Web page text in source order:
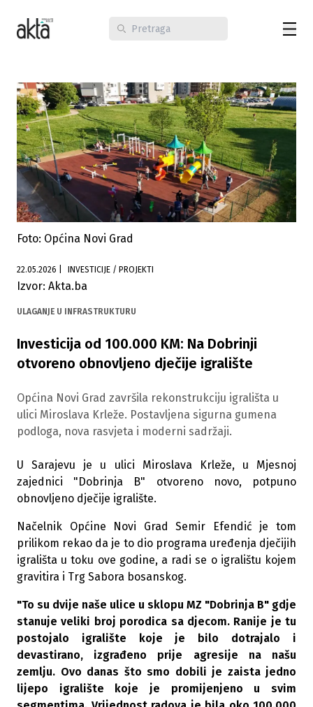
Foto: Općina Novi Grad
22.05.2026 INVESTICIJE / PROJEKTI
Izvor: Akta.ba
ULAGANJE U INFRASTRUKTURU
Investicija od 100.000 KM: Na Dobrinji
otvoreno obnovljeno dječije igralište
Općina Novi Grad završila rekonstrukciju igrališta u
ulici Miroslava Krleže. Postavljena sigurna gumena
podloga, nova rasvjeta i moderni sadržaji.
U Sarajevu je u ulici Miroslava Krleže, u Mjesnoj
zajednici "Dobrinja B" otvoreno novo, potpuno
obnovljeno dječije igralište.
Načelnik Općine Novi Grad Semir Efendić je tom
prilikom rekao da je to dio programa uređenja dječijih
igrališta u toku ove godine, a radi se o igralištu kojem
gravitira i Trg Sabora bosanskog.
"To su dvije naše ulice u sklopu MZ "Dobrinja B" gdje
stanuje veliki broj porodica sa djecom. Ranije je tu
postojalo igralište koje je bilo dotrajalo i
devastirano, izgrađeno prije agresije na našu
zemlju. Ovo danas što smo dobili je zaista jedno
lijepo igralište koje je promijenjeno u svim